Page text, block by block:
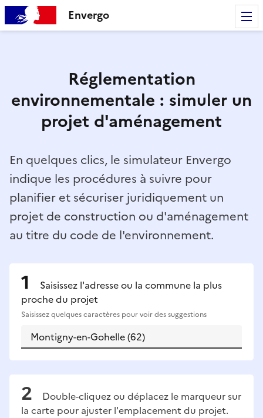
Envergo
Réglementation
environnementale : simuler un
projet d'aménagement
En quelques clics, le simulateur Envergo
indique les procédures à suivre pour
planifier et sécuriser juridiquement un
projet de construction ou d'aménagement
au titre du code de l'environnement.
Saisissez l'adresse ou la commune la plus
proche du projet
Saisissez quelques caractères pour voir des suggestions
Double-cliquez ou déplacez le marqueur sur
la carte pour ajuster l'emplacement du projet.